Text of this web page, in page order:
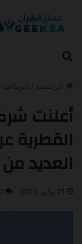
أعلنت
القطرية
العديد من
21 يوليو، 2023 0